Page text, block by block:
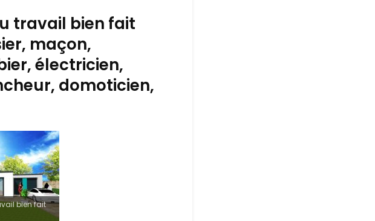
travail bien fait
maçon,
électricien,
domoticien,
bien fait